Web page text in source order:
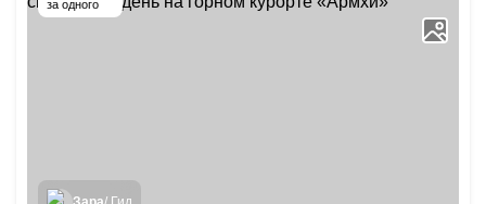
за одного